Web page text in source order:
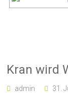
Kran wird
admin 31.